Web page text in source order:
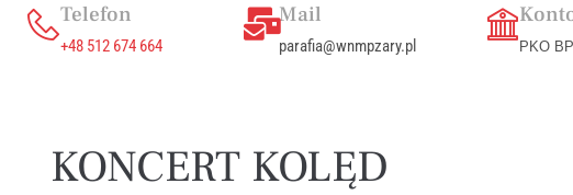
Telefon
+48 512 674 664
Mail
parafia@wnmpzary.pl PKO
KONCERT KOLĘD